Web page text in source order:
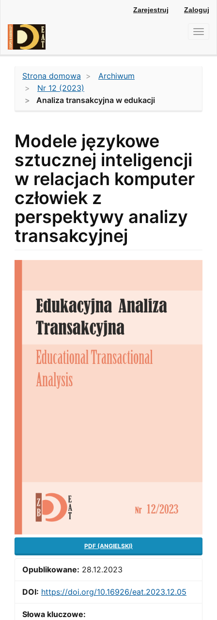
Main
Content
Sidebar
Zarejestruj Zaloguj
Strona domowa
Archiwum
Nr 12 (2023)
Analiza transakcyjna w edukacji
Modele językowe
sztucznej inteligencji
w relacjach komputer
człowiek z
perspektywy analizy
transakcyjnej
PDF (ANGIELSKI)
Opublikowane: 28.12.2023
DOI: https://doi.org/10.16926/eat.2023.12.05
Słowa kluczowe: